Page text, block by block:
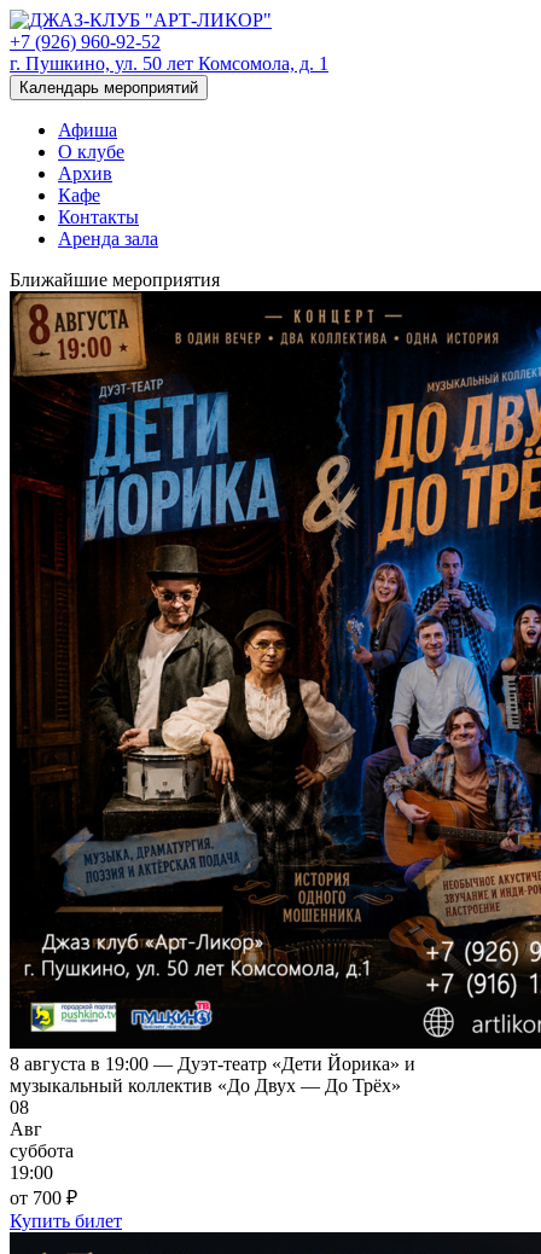
+7 (926) 960-92-52
г. Пушкино, ул. 50 лет Комсомола, д. 1
Календарь мероприятий
Афиша
О клубе
Архив
Кафе
Контакты
Аренда зала
Ближайшие мероприятия
8 августа в 19:00 — Дуэт-театр «Дети Йорика» и
музыкальный коллектив «До Двух — До Трёх»
08
Авг
суббота
19:00
от 700 ₽
Купить билет